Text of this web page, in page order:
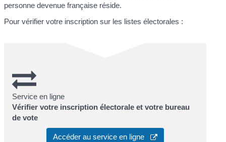
personne devenue française réside.
Pour vérifier votre inscription sur les listes électorales :
Service en ligne
Vérifier votre inscription électorale et votre bureau
de vote
Accéder au service en ligne